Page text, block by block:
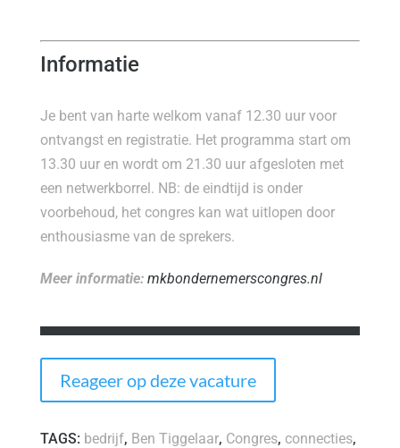
Informatie
Je bent van harte welkom vanaf 12.30 uur voor
ontvangst en registratie. Het programma start om
13.30 uur en wordt om 21.30 uur afgesloten met
een netwerkborrel. NB: de eindtijd is onder
voorbehoud, het congres kan wat uitlopen door
enthousiasme van de sprekers.
Meer informatie: mkbondernemerscongres.nl
Reageer op deze vacature
TAGS: bedrijf, Ben Tiggelaar, Congres, connecties,